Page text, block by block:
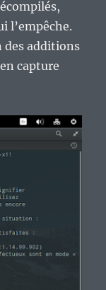
l’empêche.
des additions
capture